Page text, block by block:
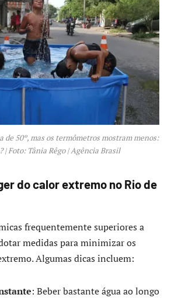
de 50º, mas os termômetros mostram menos:
| Foto: Tânia Rêgo | Agência Brasil
do calor extremo no Rio de
frequentemente superiores a
medidas para minimizar os
Algumas dicas incluem:
: Beber bastante água ao longo